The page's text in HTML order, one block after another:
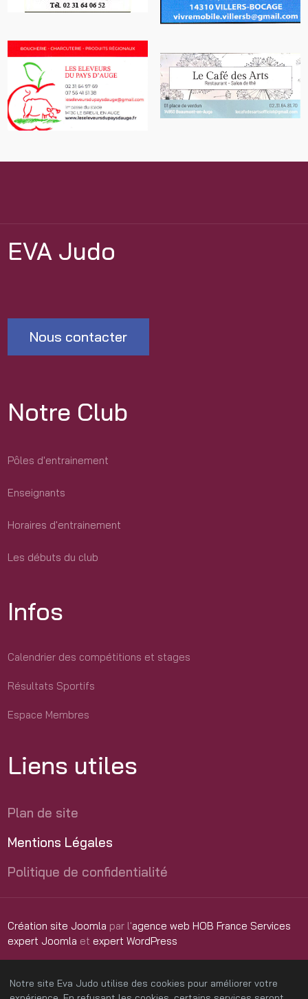
EVA Judo
Nous contacter
Notre Club
Pôles d'entrainement
Enseignants
Horaires d'entrainement
Les débuts du club
Infos
Calendrier des compétitions et stages
Résultats Sportifs
Espace Membres
Liens utiles
Plan de site
Mentions Légales
Politique de confidentialité
Notre site Eva Judo utilise des cookies pour améliorer votre
Création site Joomla par l'agence web HOB France Services
expert Joomla etexpert WordPress